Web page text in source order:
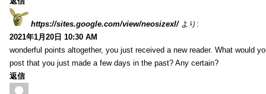
https://sites.google.com/view/neosizexl/ より:
2021年1月20日 10:30 AM
wonderful points altogether, you just received a new reader. What would
post that you just made a few days in the past? Any certain?
返信